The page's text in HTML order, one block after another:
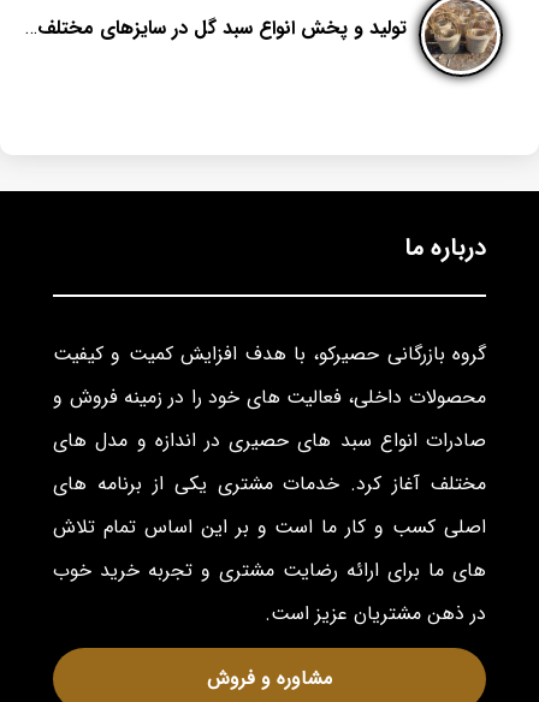
تولید و پخش انواع سبد گل در سایزهای مختلف؛ هدیکا
درباره ما
گروه بازرگانی حصیرکو، با هدف افزایش کمیت و کیفیت
محصولات داخلی، فعالیت های خود را در زمینه فروش و
صادرات انواع سبد های حصیری در اندازه و مدل های
مختلف آغاز کرد. خدمات مشتری یکی از برنامه های
اصلی کسب و کار ما است و بر این اساس تمام تلاش
های ما برای ارائه رضایت مشتری و تجربه خرید خوب
در ذهن مشتریان عزیز است.
مشاوره و فروش